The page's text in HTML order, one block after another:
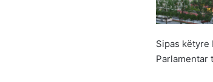
Sipas
Parlamentar